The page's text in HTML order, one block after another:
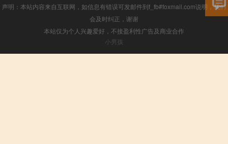
声明：本站内容来自互联网，如信息有错误可发邮件到f_fb#foxmail.com说明，我们
会及时纠正，谢谢
本站仅为个人兴趣爱好，不接盈利性广告及商业合作
小男孩